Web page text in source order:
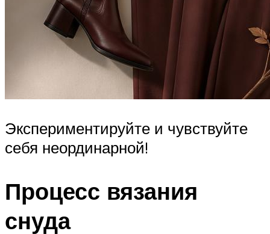
Экспериментируйте и чувствуйте
себя неординарной!
Процесс вязания
снуда